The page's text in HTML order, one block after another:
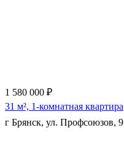
1 580 000 ₽
31 м², 1-комнатная квартира
г Брянск, ул. Профсоюзов, 9